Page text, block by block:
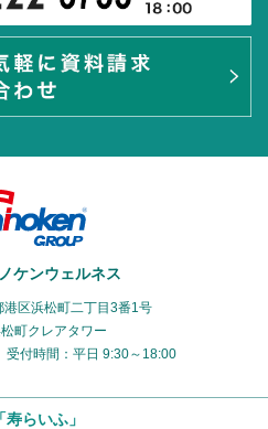
ケンウェルネス
区浜松町二丁目3番1号
町クレアタワー
受付時間：平日 9:30～18:00
らいふ」